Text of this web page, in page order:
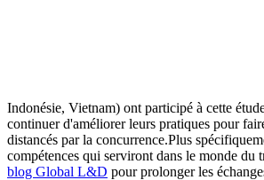
Indonésie, Vietnam) ont participé à cette
continuer d'améliorer leurs pratiques pour
distancés par la concurrence.Plus
compétences qui serviront dans le monde du
blog Global L&D pour prolonger les